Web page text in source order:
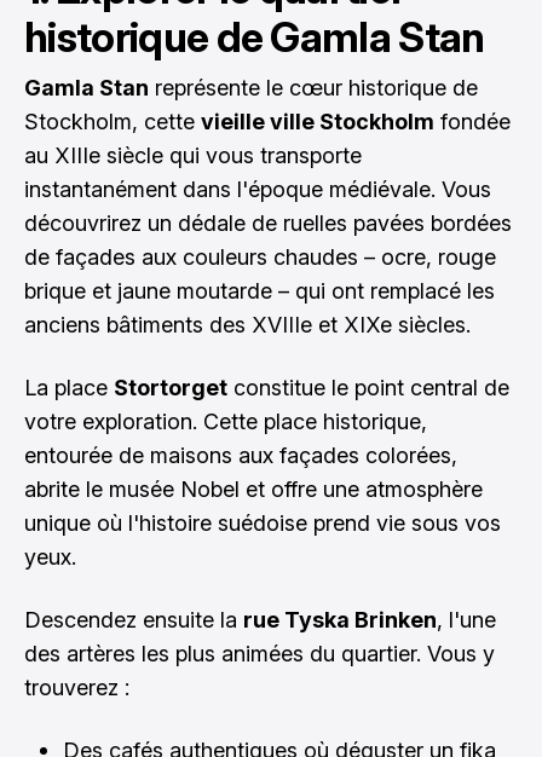
historique de Gamla Stan
Gamla Stan représente le cœur historique de
Stockholm, cette vieille ville Stockholm fondée
au XIIIe siècle qui vous transporte
instantanément dans l'époque médiévale. Vous
découvrirez un dédale de ruelles pavées bordées
de façades aux couleurs chaudes – ocre, rouge
brique et jaune moutarde – qui ont remplacé les
anciens bâtiments des XVIIIe et XIXe siècles.
La place Stortorget constitue le point central de
votre exploration. Cette place historique,
entourée de maisons aux façades colorées,
abrite le musée Nobel et offre une atmosphère
unique où l'histoire suédoise prend vie sous vos
yeux.
Descendez ensuite la rue Tyska Brinken, l'une
des artères les plus animées du quartier. Vous y
trouverez :
Des cafés authentiques où déguster un fika